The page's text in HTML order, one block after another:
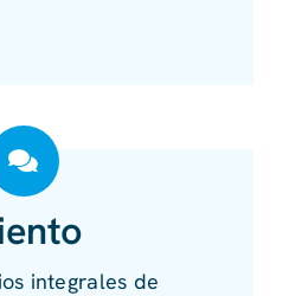
integrales de